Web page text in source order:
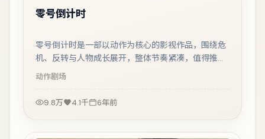
零号倒计时
零号倒计时是一部以动作为核心的影视作品，围绕危
机、反转与人物成长展开，整体节奏紧凑，值得推荐
观看。
动作剧场
9.8万 4.1千 6年前